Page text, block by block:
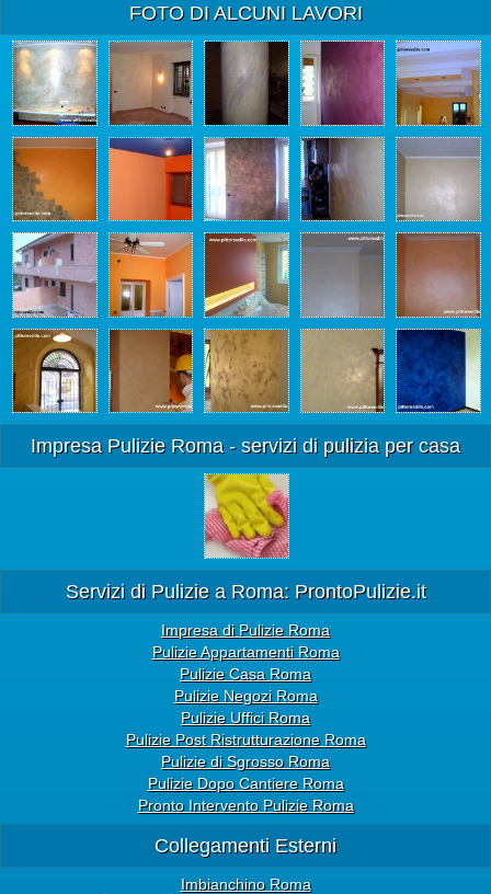
FOTO DI ALCUNI LAVORI
Impresa Pulizie Roma - servizi di pulizia per casa
Servizi di Pulizie a Roma: ProntoPulizie.it
Impresa di Pulizie Roma
Pulizie Appartamenti Roma
Pulizie Casa Roma
Pulizie Negozi Roma
Pulizie Uffici Roma
Pulizie Post Ristrutturazione Roma
Pulizie di Sgrosso Roma
Pulizie Dopo Cantiere Roma
Pronto Intervento Pulizie Roma
Collegamenti Esterni
Imbianchino Roma